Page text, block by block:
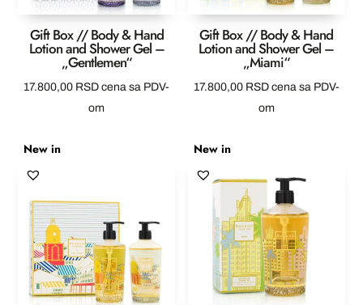
Gift Box // Body & Hand
Lotion and Shower Gel –
„Gentlemen“
17.800,00 RSD cena sa PDV-
om
Gift Box // Body & Hand
Lotion and Shower Gel –
„Miami“
17.800,00 RSD cena sa PDV-
om
New in New in